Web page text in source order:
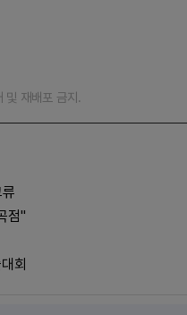
재배포 금지.
점"
회